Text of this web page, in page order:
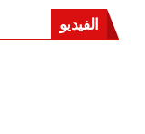
الفيديو